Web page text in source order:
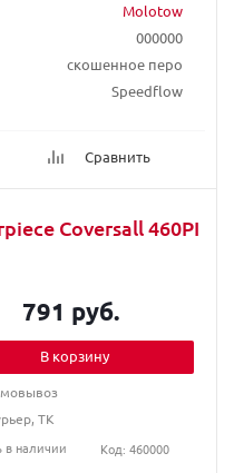
Molotow
000000
скошенное перо
Speedflow
Сравнить
Coversall 460PI
791 руб.
В корзину
ТК
в наличии
Код: 460000